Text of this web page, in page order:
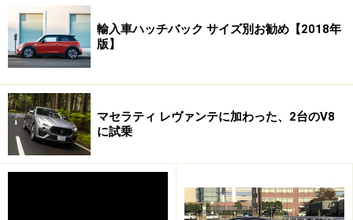
輸入車ハッチバック サイズ別お勧め【2018年
版】
マセラティ レヴァンテに加わった、2台のV8
に試乗